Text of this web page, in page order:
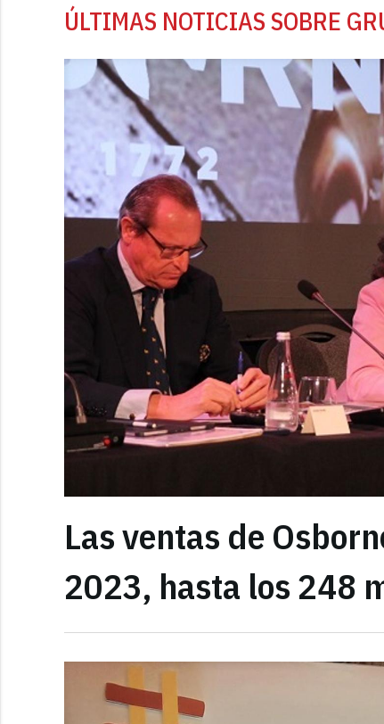
ÚLTIMAS NOTICIAS SOBRE
Las ventas de
2023, hasta los 248